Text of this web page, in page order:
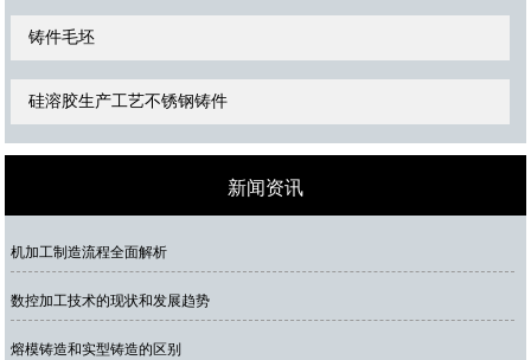
铸件毛坯
硅溶胶生产工艺不锈钢铸件
新闻资讯
机加工制造流程全面解析
数控加工技术的现状和发展趋势
熔模铸造和实型铸造的区别